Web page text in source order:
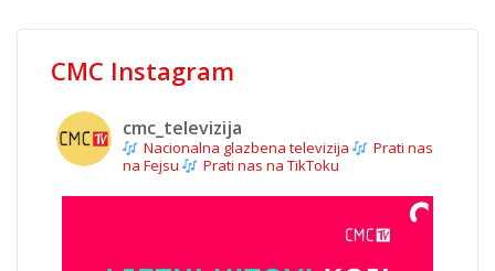
CMC Instagram
cmc_televizija
Nacionalna glazbena televizija
Prati nas
na Fejsu
Prati nas na TikToku